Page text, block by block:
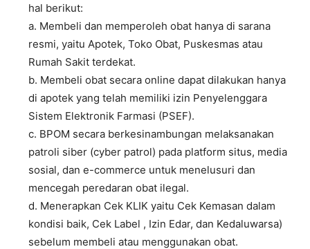
hal berikut:
a. Membeli dan memperoleh obat hanya di sarana
resmi, yaitu Apotek, Toko Obat, Puskesmas atau
Rumah Sakit terdekat.
b. Membeli obat secara online dapat dilakukan hanya
di apotek yang telah memiliki izin Penyelenggara
Sistem Elektronik Farmasi (PSEF).
c. BPOM secara berkesinambungan melaksanakan
patroli siber (cyber patrol) pada platform situs, media
sosial, dan e-commerce untuk menelusuri dan
mencegah peredaran obat ilegal.
d. Menerapkan Cek KLIK yaitu Cek Kemasan dalam
kondisi baik, Cek Label , Izin Edar, dan Kedaluwarsa)
sebelum membeli atau menggunakan obat.